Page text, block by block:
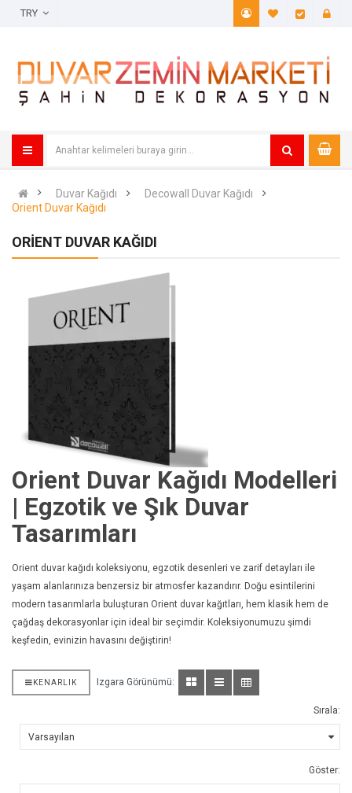
A. Listem
Duvar Kağıdı
Decowall Duvar Kağıdı
Orient Duvar Kağıdı
ORIENT DUVAR KAĞIDI
Orient Duvar Kağıdı Modelleri
| Egzotik ve Şık Duvar
Tasarımları
Orient duvar kağıdı koleksiyonu, egzotik desenleri ve zarif detayları ile
yaşam alanlarınıza benzersiz bir atmosfer kazandırır. Doğu esintilerini
modern tasarımlarla buluşturan Orient duvar kağıtları, hem klasik hem de
çağdaş dekorasyonlar için ideal bir seçimdir. Koleksiyonumuzu şimdi
keşfedin, evinizin havasını değiştirin!
KENARLIK Izgara Görünümü:
Sırala:
Göster: